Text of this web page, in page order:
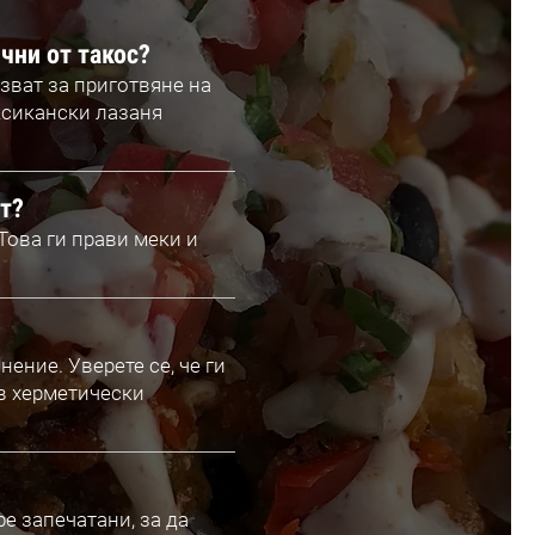
от такос?
за приготвяне на
лазаня
ги прави меки и
Уверете се, че ги
херметически
запечатани, за да